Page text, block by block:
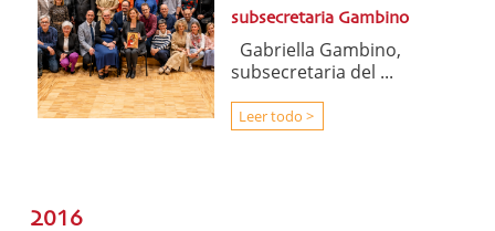
subsecretaria Gambino
Gabriella Gambino,
subsecretaria del ...
Leer todo >
2016